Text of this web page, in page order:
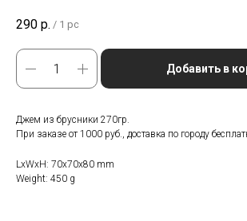
290 р. / 1 pc
Добавить в
Джем из брусники 270гр.
При заказе от 1000 руб., доставка по городу
LxWxH: 70x70x80 mm
Weight: 450 g